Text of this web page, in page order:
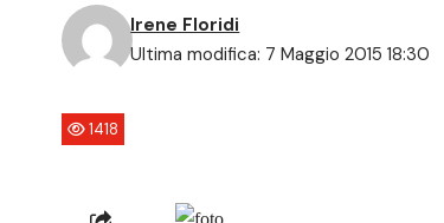
Ultima modifica: 7 Maggio 2015 18:30
Irene Floridi
1418